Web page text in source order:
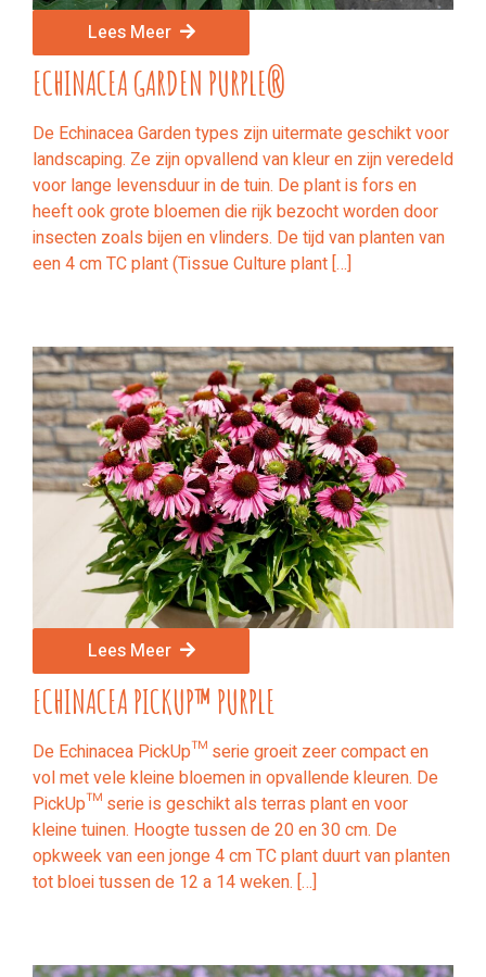
Lees Meer
ECHINACEA GARDEN PURPLE®
De Echinacea Garden types zijn uitermate geschikt voor
landscaping. Ze zijn opvallend van kleur en zijn veredeld
voor lange levensduur in de tuin. De plant is fors en
heeft ook grote bloemen die rijk bezocht worden door
insecten zoals bijen en vlinders. De tijd van planten van
een 4 cm TC plant (Tissue Culture plant […]
Lees Meer
ECHINACEA PICKUP™ PURPLE
De Echinacea PickUp™ serie groeit zeer compact en
vol met vele kleine bloemen in opvallende kleuren. De
PickUp™ serie is geschikt als terras plant en voor
kleine tuinen. Hoogte tussen de 20 en 30 cm. De
opkweek van een jonge 4 cm TC plant duurt van planten
tot bloei tussen de 12 a 14 weken. […]